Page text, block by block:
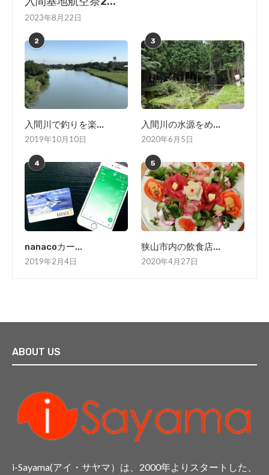
2023年8月22日
2
入間川で釣りを楽...
2019年10月10日
3
入間川の水源をめ...
2020年6月5日
4
nanacoカー...
2019年2月4日
5
狭山市内の飲食店...
2020年4月27日
ABOUT US
i-Sayama(アイ・サヤマ）は、2000年よりスタートした、